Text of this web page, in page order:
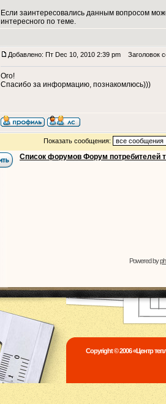
Если заинтересовались данным вопросом
интересного по теме.
Добавлено: Пт Dec 10, 2010 2:39 pm Заголовок
Ого!
Спасибо за информацию, познакомлюсь)))
Показать сообщения:
Список форумов Форум потребителей
Powered by
Copyright © 2006 «Центр